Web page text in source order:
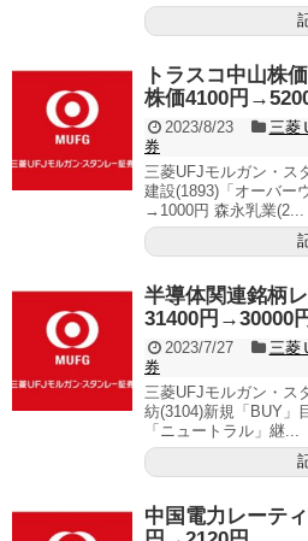
トラスコ中山株
株価4100円
2023/8/23
三菱
券
三菱UFJモルガン・ス
建設(1893)「オーバー
→1000円 森永乳業(2...
半導体関連銘柄
31400円→30000
2023/7/27
三菱
券
三菱UFJモルガン・ス
紡(3104)新規「BUY」
「ニュートラル」継...
中国電力レーテ